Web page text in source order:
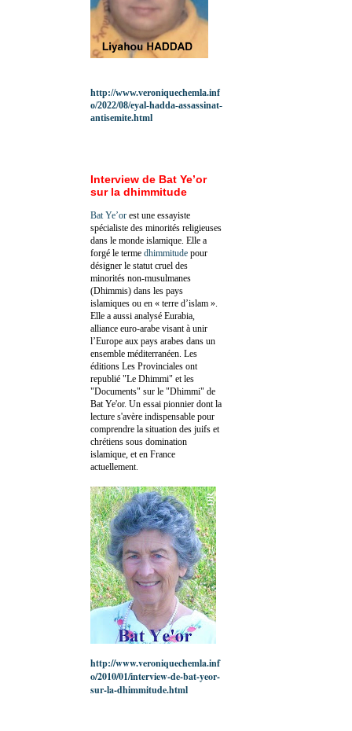
http://www.veroniquechemla.inf
o/2022/08/eyal-hadda-assassinat-
antisemite.html
Interview de Bat Ye’or
sur la dhimmitude
Bat Ye’or est une essayiste
spécialiste des minorités religieuses
dans le monde islamique. Elle a
forgé le terme dhimmitude pour
désigner le statut cruel des
minorités non-musulmanes
(Dhimmis) dans les pays
islamiques ou en « terre d’islam ».
Elle a aussi analysé Eurabia,
alliance euro-arabe visant à unir
l’Europe aux pays arabes dans un
ensemble méditerranéen. Les
éditions Les Provinciales ont
republié "Le Dhimmi" et les
"Documents" sur le "Dhimmi" de
Bat Ye'or. Un essai pionnier dont la
lecture s'avère indispensable pour
comprendre la situation des juifs et
chrétiens sous domination
islamique, et en France
actuellement.
http://www.veroniquechemla.inf
o/2010/01/interview-de-bat-yeor-
sur-la-dhimmitude.html